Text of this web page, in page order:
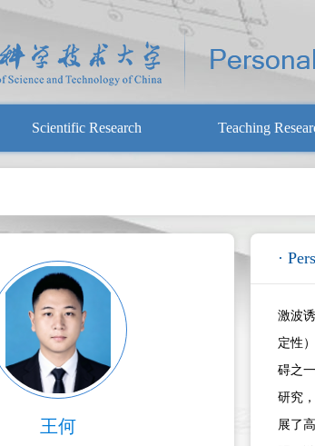
Scientific Research Teaching
王何
·
激波
定性
碍之
研究
展了